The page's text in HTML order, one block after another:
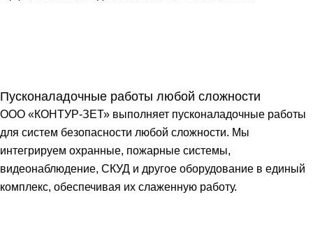
Пусконаладочные работы любой сложности
ООО «КОНТУР-ЗЕТ» выполняет пусконаладочные работы
для систем безопасности любой сложности. Мы
интегрируем охранные, пожарные системы,
видеонаблюдение, СКУД и другое оборудование в единый
комплекс, обеспечивая их слаженную работу.